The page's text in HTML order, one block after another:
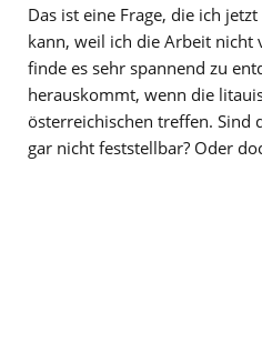
Das ist eine Frage, die ich
kann, weil ich die Arbeit nicht
finde es sehr spannend zu
herauskommt, wenn die
österreichischen treffen. Sind
gar nicht feststellbar? Oder